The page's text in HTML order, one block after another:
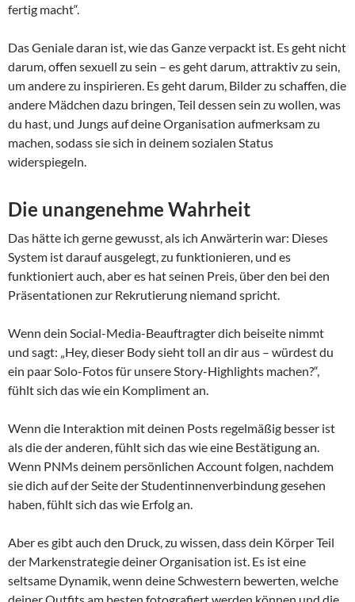
fertig macht“.
Das Geniale daran ist, wie das Ganze verpackt ist. Es geht nicht
darum, offen sexuell zu sein – es geht darum, attraktiv zu sein,
um andere zu inspirieren. Es geht darum, Bilder zu schaffen, die
andere Mädchen dazu bringen, Teil dessen sein zu wollen, was
du hast, und Jungs auf deine Organisation aufmerksam zu
machen, sodass sie sich in deinem sozialen Status
widerspiegeln.
Die unangenehme Wahrheit
Das hätte ich gerne gewusst, als ich Anwärterin war: Dieses
System ist darauf ausgelegt, zu funktionieren, und es
funktioniert auch, aber es hat seinen Preis, über den bei den
Präsentationen zur Rekrutierung niemand spricht.
Wenn dein Social-Media-Beauftragter dich beiseite nimmt
und sagt: „Hey, dieser Body sieht toll an dir aus – würdest du
ein paar Solo-Fotos für unsere Story-Highlights machen?“,
fühlt sich das wie ein Kompliment an.
Wenn die Interaktion mit deinen Posts regelmäßig besser ist
als die der anderen, fühlt sich das wie eine Bestätigung an.
Wenn PNMs deinem persönlichen Account folgen, nachdem
sie dich auf der Seite der Studentinnenverbindung gesehen
haben, fühlt sich das wie Erfolg an.
Aber es gibt auch den Druck, zu wissen, dass dein Körper Teil
der Markenstrategie deiner Organisation ist. Es ist eine
seltsame Dynamik, wenn deine Schwestern bewerten, welche